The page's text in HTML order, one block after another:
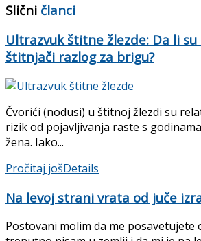
Slični članci
Ultrazvuk štitne žlezde: Da li su
štitnjači razlog za brigu?
Čvorići (nodusi) u štitnoj žlezdi su
rizik od pojavljivanja raste s
žena. Iako...
Pročitaj jošDetails
Na levoj strani vrata od juče
Postovani molim da me posavetujete